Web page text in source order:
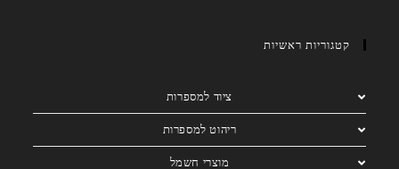
קטגוריות ראשיות
ציוד למספרות
ריהוט למספרות
מוצרי חשמל